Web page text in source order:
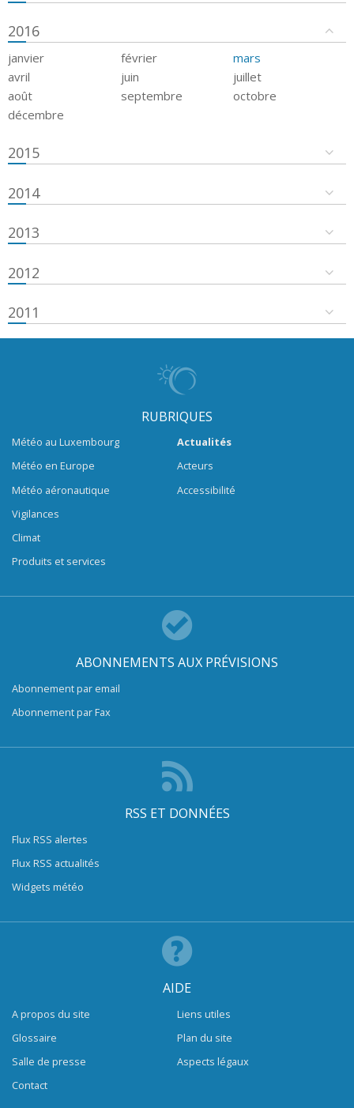
2016
janvier février
mars
avril
juin
juillet
août
septembre
octobre
décembre
2015
2014
2013
2012
2011
RUBRIQUES
Météo au Luxembourg
Météo en Europe
Météo aéronautique
Vigilances
Climat
Produits et services
Actualités
Acteurs
Accessibilité
ABONNEMENTS AUX PRÉVISIONS
Abonnement par email
Abonnement par Fax
RSS ET DONNÉES
Flux RSS alertes
Flux RSS actualités
Widgets météo
AIDE
A propos du site
Glossaire
Salle de presse
Contact
Liens utiles
Plan du site
Aspects légaux